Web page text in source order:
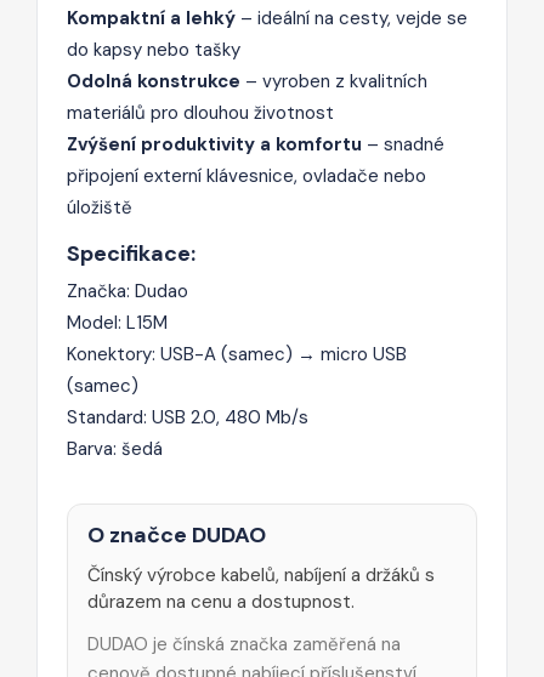
Kompaktní a lehký – ideální na cesty, vejde se
do kapsy nebo tašky
Odolná konstrukce – vyroben z kvalitních
materiálů pro dlouhou životnost
Zvýšení produktivity a komfortu – snadné
připojení externí klávesnice, ovladače nebo
úložiště
Specifikace:
Značka: Dudao
Model: L15M
Konektory: USB-A (samec) → micro USB
(samec)
Standard: USB 2.0, 480 Mb/s
Barva: šedá
O značce DUDAO
Čínský výrobce kabelů, nabíjení a držáků s
důrazem na cenu a dostupnost.
DUDAO je čínská značka zaměřená na